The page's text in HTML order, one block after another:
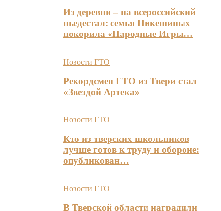
Из деревни – на всероссийский
пьедестал: семья Никешиных
покорила «Народные Игры…
Новости ГТО
Рекордсмен ГТО из Твери стал
«Звездой Артека»
Новости ГТО
Кто из тверских школьников
лучше готов к труду и обороне:
опубликован…
Новости ГТО
В Тверской области наградили